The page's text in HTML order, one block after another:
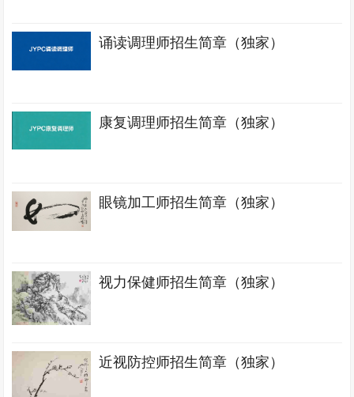
诵读调理师招生简章（独家）
康复调理师招生简章（独家）
眼镜加工师招生简章（独家）
视力保健师招生简章（独家）
近视防控师招生简章（独家）